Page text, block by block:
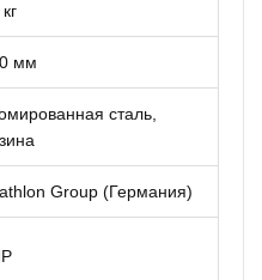
мм
сталь,
Group (Германия)